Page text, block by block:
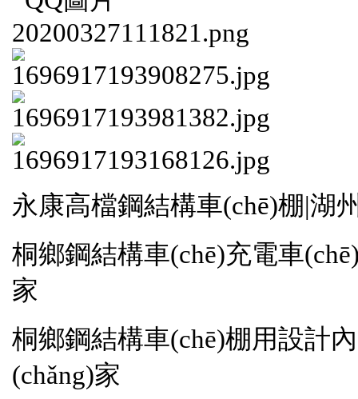
永康高檔鋼結構車(chē)棚|湖
桐鄉鋼結構車(chē)充電車
家
桐鄉鋼結構車(chē)棚用設計
(chǎng)家